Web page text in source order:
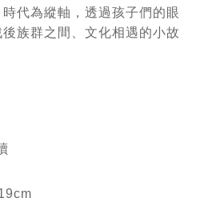
代為縱軸，透過孩子們的眼
族群之間、文化相遇的小故